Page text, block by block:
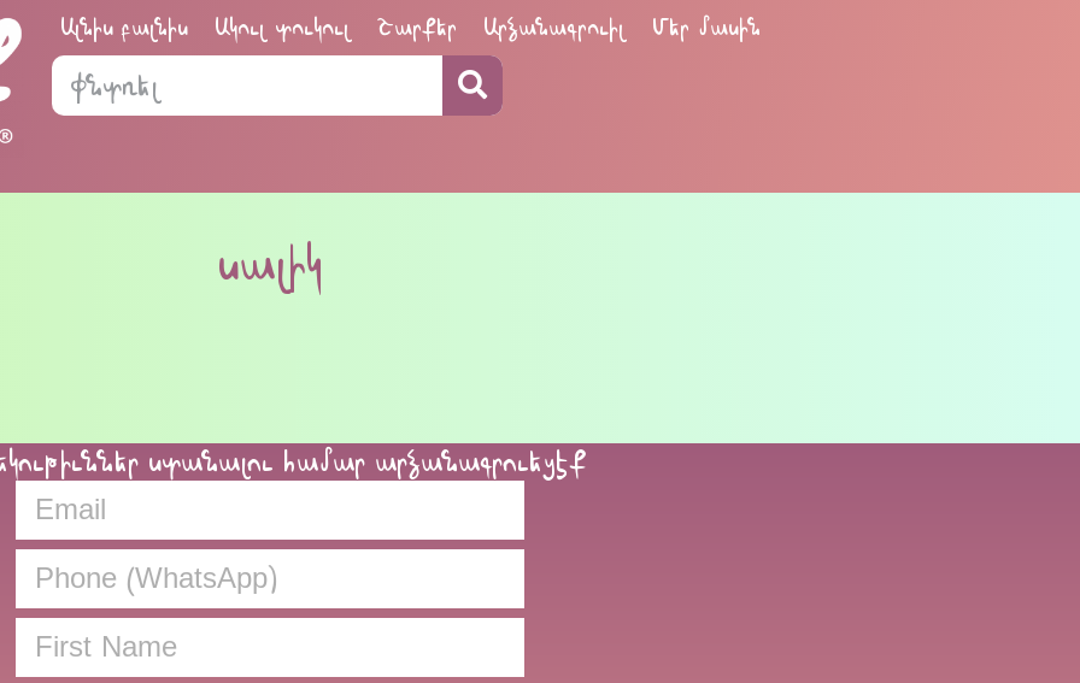
Ալնիս բալնիս Ակուլ տուկուլ Շարքեր Արձանագրուիլ Մեր մասին
սալիկ
ստանալու համար արձանագրուեցէք